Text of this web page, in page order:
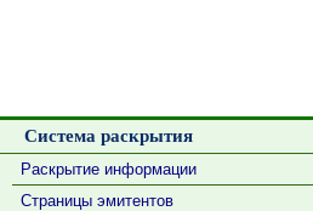
Система раскрытия
Раскрытие информации
Страницы эмитентов